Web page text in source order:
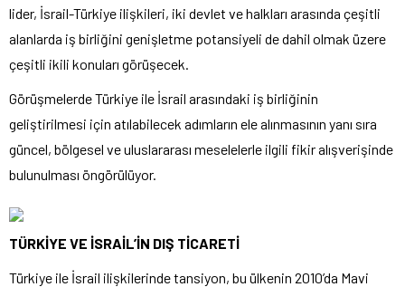
lider, İsrail-Türkiye ilişkileri, iki devlet ve halkları arasında çeşitli
alanlarda iş birliğini genişletme potansiyeli de dahil olmak üzere
çeşitli ikili konuları görüşecek.
Görüşmelerde Türkiye ile İsrail arasındaki iş birliğinin
geliştirilmesi için atılabilecek adımların ele alınmasının yanı sıra
güncel, bölgesel ve uluslararası meselelerle ilgili fikir alışverişinde
bulunulması öngörülüyor.
TÜRKİYE VE İSRAİL’İN DIŞ TİCARETİ
Türkiye ile İsrail ilişkilerinde tansiyon, bu ülkenin 2010’da Mavi